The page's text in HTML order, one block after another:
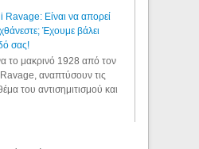
Ravage: Είναι να απορεί
Έχουμε βάλει
σας!
το μακρινό 1928 από τον
αναπτύσουν τις
του αντισημιτισμού και